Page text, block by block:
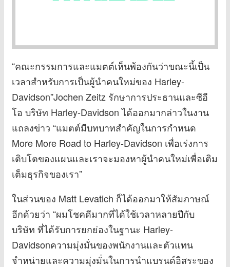
“คณะกรรมการและแมตต์เห็นพ้องกันว่าขณะนี้เป็น
เวลาสำหรับการเป็นผู้นำคนใหม่ของ Harley-
Davidson”Jochen Zeitz รักษาการประธานและซีอี
โอ บริษัท Harley-Davidson ได้ออกมากล่าวในงาน
แถลงข่าว “แมตต์มีบทบาทสำคัญในการกำหนด
More More Road to Harley-Davidson เพื่อเร่งการ
เติบโตของแผนและเราจะมองหาผู้นำคนใหม่เพื่อเติม
เต็มธุรกิจของเรา”
ในส่วนของ Matt Levatich ก็ได้ออกมาให้สัมภาษณ์
อีกด้วยว่า “ผมโชคดีมากที่ได้ใช้เวลาหลายปีกับ
บริษัท ที่ได้รับการยกย่องในฐานะ Harley-
Davidsonความมุ่งมั่นของพนักงานและตัวแทน
จำหน่ายและความมุ่งมั่นในการนำแบรนด์อิสระของ